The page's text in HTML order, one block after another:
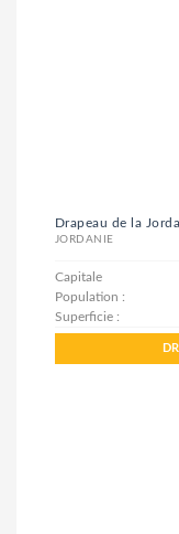
Drapeau de la
JORDANIE
Capitale
Population :
Superficie :